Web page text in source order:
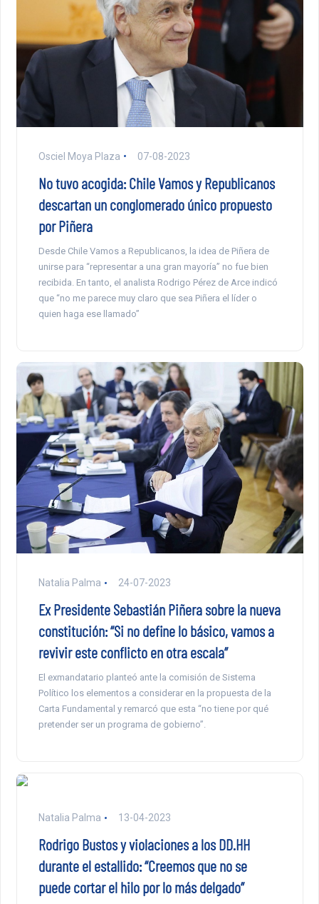
Osciel Moya Plaza 07-08-2023
No tuvo acogida: Chile Vamos y Republicanos
descartan un conglomerado único propuesto
por Piñera
Desde Chile Vamos a Republicanos, la idea de Piñera de
unirse para “representar a una gran mayoría” no fue bien
recibida. En tanto, el analista Rodrigo Pérez de Arce indicó
que “no me parece muy claro que sea Piñera el líder o
quien haga ese llamado”
Natalia Palma 24-07-2023
Ex Presidente Sebastián Piñera sobre la nueva
constitución: “Si no define lo básico, vamos a
revivir este conflicto en otra escala”
El exmandatario planteó ante la comisión de Sistema
Político los elementos a considerar en la propuesta de la
Carta Fundamental y remarcó que esta “no tiene por qué
pretender ser un programa de gobierno”.
Natalia Palma 13-04-2023
Rodrigo Bustos y violaciones a los DD.HH
durante el estallido: “Creemos que no se
puede cortar el hilo por lo más delgado”